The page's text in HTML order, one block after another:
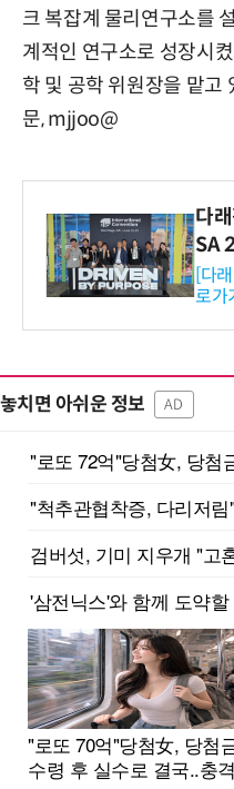
크 복잡계 물리연구소를
계적인 연구소로 성장시
학 및 공학 위원장을 맡
문, mjjoo@
다
SA
와
-바
보
[다
로가
놓치면 아쉬운 정보 AD